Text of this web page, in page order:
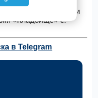
центральным
в районе остановки
«Кладбище» с.
в Telegram